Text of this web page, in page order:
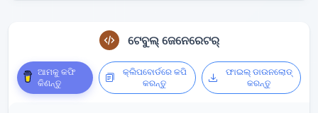
ଟେବୁଲ୍ ଜେନେରେଟର୍
ଆମକୁ କଫି
କିଣନ୍ତୁ
କ୍ଲିପବୋର୍ଡରେ କପି
କରନ୍ତୁ
ଫାଇଲ୍ ଡାଉନଲୋଡ୍
କରନ୍ତୁ